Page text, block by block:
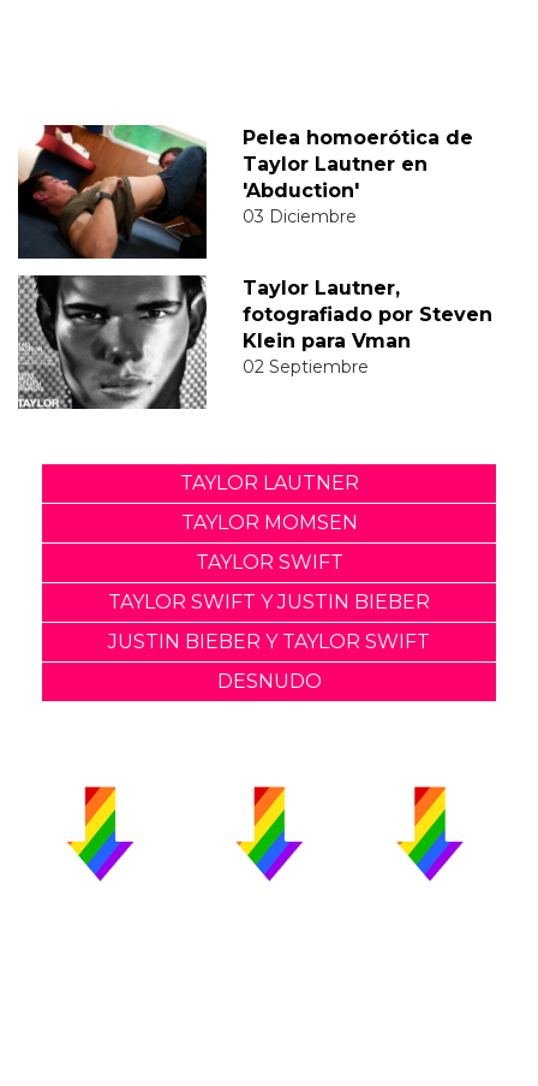
Pelea homoerótica de
Taylor Lautner en
'Abduction'
03 Diciembre
Taylor Lautner,
fotografiado por Steven
Klein para Vman
02 Septiembre
TAYLOR LAUTNER
TAYLOR MOMSEN
TAYLOR SWIFT
TAYLOR SWIFT Y JUSTIN BIEBER
JUSTIN BIEBER Y TAYLOR SWIFT
DESNUDO